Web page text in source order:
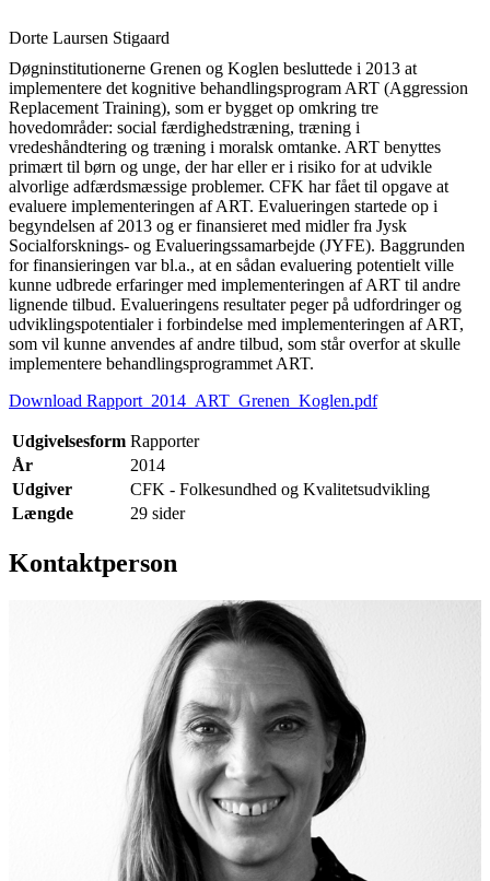
Dorte Laursen Stigaard
Døgninstitutionerne Grenen og Koglen besluttede i 2013 at
implementere det kognitive behandlingsprogram ART (Aggression
Replacement Training), som er bygget op omkring tre
hovedområder: social færdighedstræning, træning i
vredeshåndtering og træning i moralsk omtanke. ART benyttes
primært til børn og unge, der har eller er i risiko for at udvikle
alvorlige adfærdsmæssige problemer. CFK har fået til opgave at
evaluere implementeringen af ART. Evalueringen startede op i
begyndelsen af 2013 og er finansieret med midler fra Jysk
Socialforsknings- og Evalueringssamarbejde (JYFE). Baggrunden
for finansieringen var bl.a., at en sådan evaluering potentielt ville
kunne udbrede erfaringer med implementeringen af ART til andre
lignende tilbud. Evalueringens resultater peger på udfordringer og
udviklingspotentialer i forbindelse med implementeringen af ART,
som vil kunne anvendes af andre tilbud, som står overfor at skulle
implementere behandlingsprogrammet ART.
Download Rapport_2014_ART_Grenen_Koglen.pdf
Udgivelsesform Rapporter
År
2014
Udgiver
CFK - Folkesundhed og Kvalitetsudvikling
Længde
29 sider
Kontaktperson